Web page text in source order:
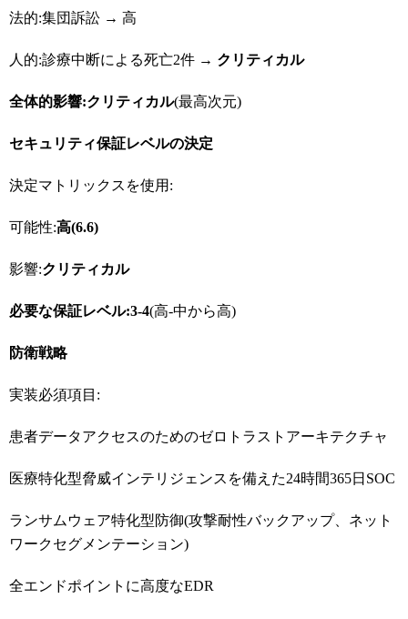
法的:集団訴訟 → 高
人的:診療中断による死亡2件 → クリティカル
全体的影響:クリティカル(最高次元)
セキュリティ保証レベルの決定
決定マトリックスを使用:
可能性:高(6.6)
影響:クリティカル
必要な保証レベル:3-4(高-中から高)
防衛戦略
実装必須項目:
患者データアクセスのためのゼロトラストアーキテクチャ
医療特化型脅威インテリジェンスを備えた24時間365日SOC
ランサムウェア特化型防御(攻撃耐性バックアップ、ネット
ワークセグメンテーション)
全エンドポイントに高度なEDR